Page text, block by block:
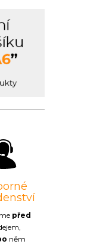
před
něm